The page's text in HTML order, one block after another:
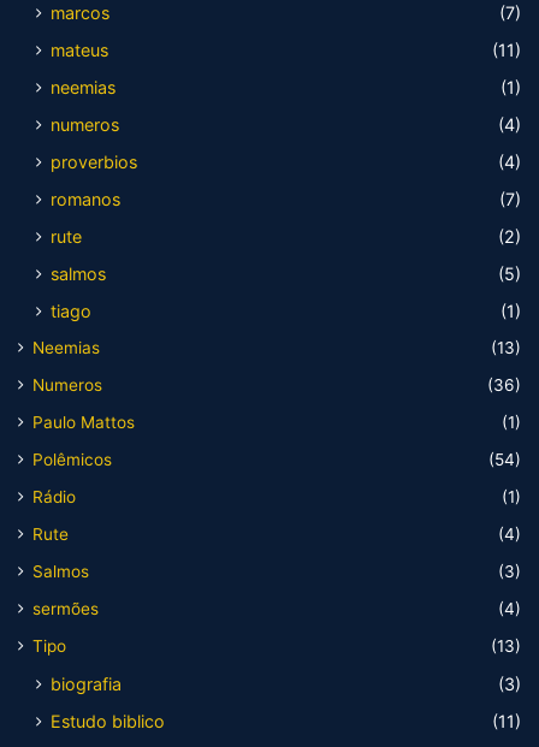
marcos
(7)
mateus
(11)
neemias
(1)
numeros
(4)
proverbios
(4)
romanos
(7)
rute
(2)
salmos
(5)
tiago
(1)
Neemias
(13)
Numeros
(36)
Paulo Mattos
(1)
Polêmicos
(54)
Rádio
(1)
Rute
(4)
Salmos
(3)
sermões
(4)
Tipo
(13)
biografia
(3)
Estudo biblico
(11)